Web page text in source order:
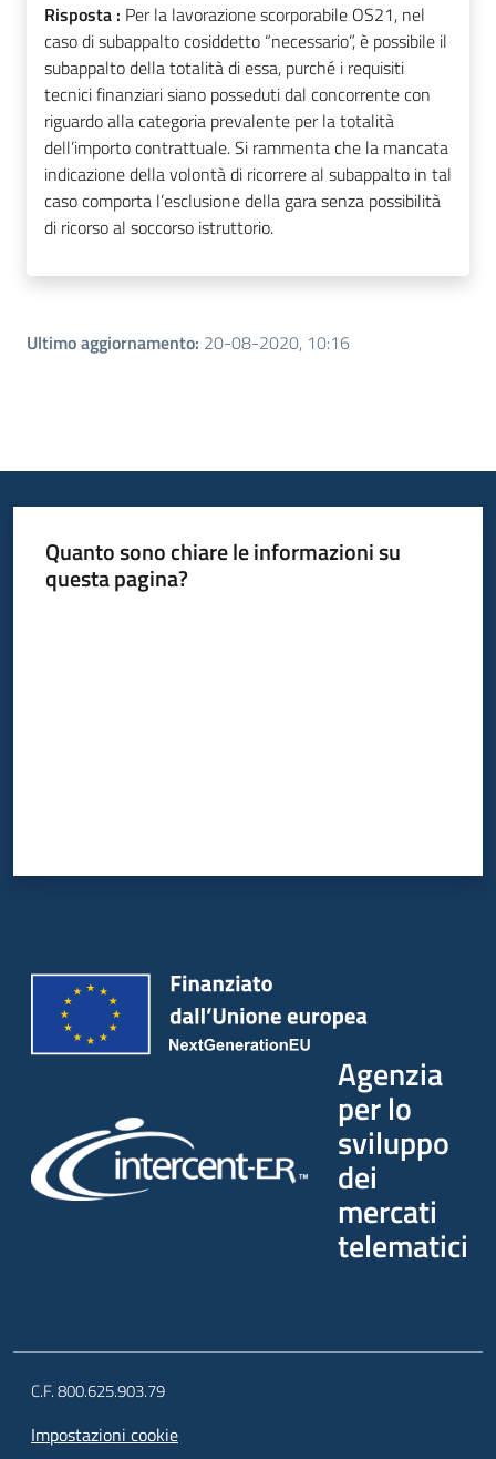
Risposta : Per la lavorazione scorporabile OS21, nel
caso di subappalto cosiddetto “necessario”, è possibile il
subappalto della totalità di essa, purché i requisiti
tecnici finanziari siano posseduti dal concorrente con
riguardo alla categoria prevalente per la totalità
dell’importo contrattuale. Si rammenta che la mancata
indicazione della volontà di ricorrere al subappalto in tal
caso comporta l’esclusione della gara senza possibilità
di ricorso al soccorso istruttorio.
Ultimo aggiornamento: 20-08-2020, 10:16
Quanto sono chiare le informazioni su
questa pagina?
Agenzia
per lo
sviluppo
dei
mercati
telematici
C.F. 800.625.903.79
Impostazioni cookie